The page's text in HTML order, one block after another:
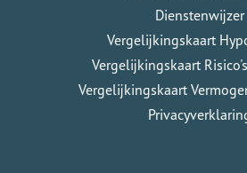
Dienstenwijzer
Vergelijkingskaart
Vergelijkingskaart
Vergelijkingskaart